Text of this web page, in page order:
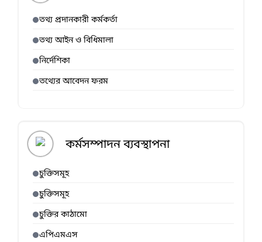
তথ্য প্রদানকারী কর্মকর্তা
তথ্য আইন ও বিধিমালা
নির্দেশিকা
তথ্যের আবেদন ফরম
কর্মসম্পাদন ব্যবস্থাপনা
চুক্তিসমূহ
চুক্তিসমূহ
চুক্তির কাঠামো
এপিএমএস